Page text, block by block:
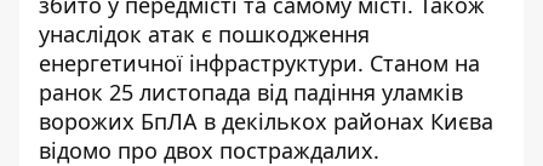
унаслідок атак є пошкодження
енергетичної інфраструктури. Станом на
ранок 25 листопада від падіння уламків
ворожих БпЛА в декількох районах Києва
відомо про двох постраждалих.